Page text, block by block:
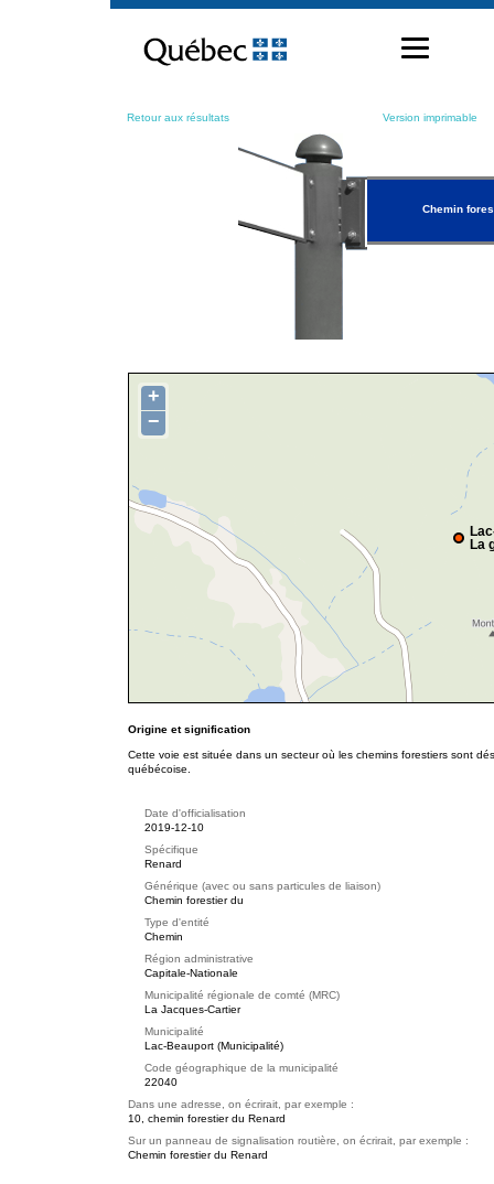
contenu
Retour aux résultats Version imprimable
Chemin
La
+
−
Origine et signification
Cette voie est située dans un secteur où les chemins forestiers sont
québécoise.
Date d'officialisation
2019-12-10
Spécifique
Renard
Générique (avec ou sans particules de liaison)
Chemin forestier du
Type d'entité
Chemin
Région administrative
Capitale-Nationale
Municipalité régionale de comté (MRC)
La Jacques-Cartier
Municipalité
Lac-Beauport (Municipalité)
Code géographique de la municipalité
22040
Dans une adresse, on écrirait, par exemple :
10, chemin forestier du Renard
Sur un panneau de signalisation routière, on écrirait, par exemple :
Chemin forestier du Renard